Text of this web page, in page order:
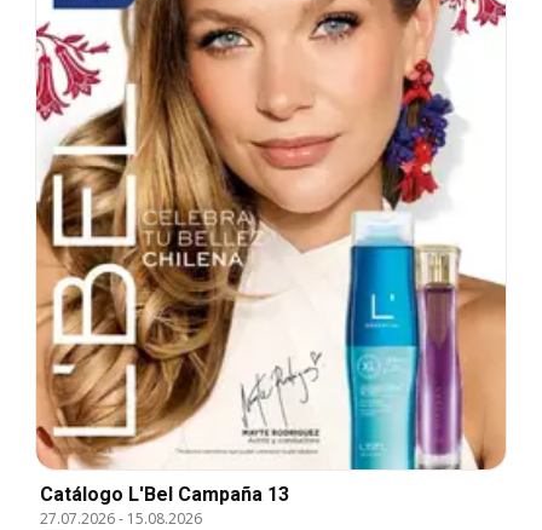
Catálogo L'Bel Campaña 13
27.07.2026- 15.08.2026